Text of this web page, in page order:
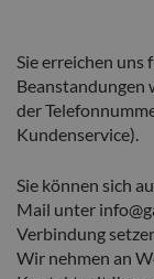
Sie erreichen uns
Beanstandungen
der
Kundenservice).
Sie können sich
Mail unter
Verbindung
Wir nehmen an